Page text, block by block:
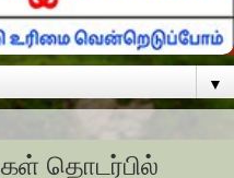
▼
தொடர்பில்